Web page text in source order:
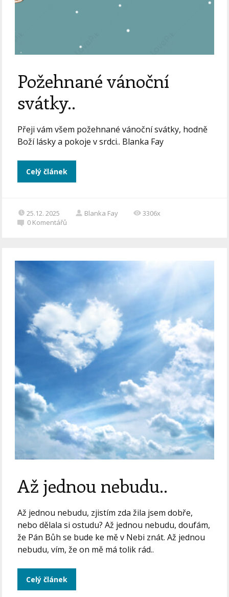
Požehnané vánoční
svátky..
Přeji vám všem požehnané vánoční svátky, hodně
Boží lásky a pokoje v srdci.. Blanka Fay
Celý článek
25.12. 2025 Blanka Fay
3306x
0 Komentářů
Až jednou nebudu..
Až jednou nebudu, zjistím zda žila jsem dobře,
nebo dělala si ostudu? Až jednou nebudu, doufám,
že Pán Bůh se bude ke mě v Nebi znát. Až jednou
nebudu, vím, že on mě má tolik rád..
Celý článek